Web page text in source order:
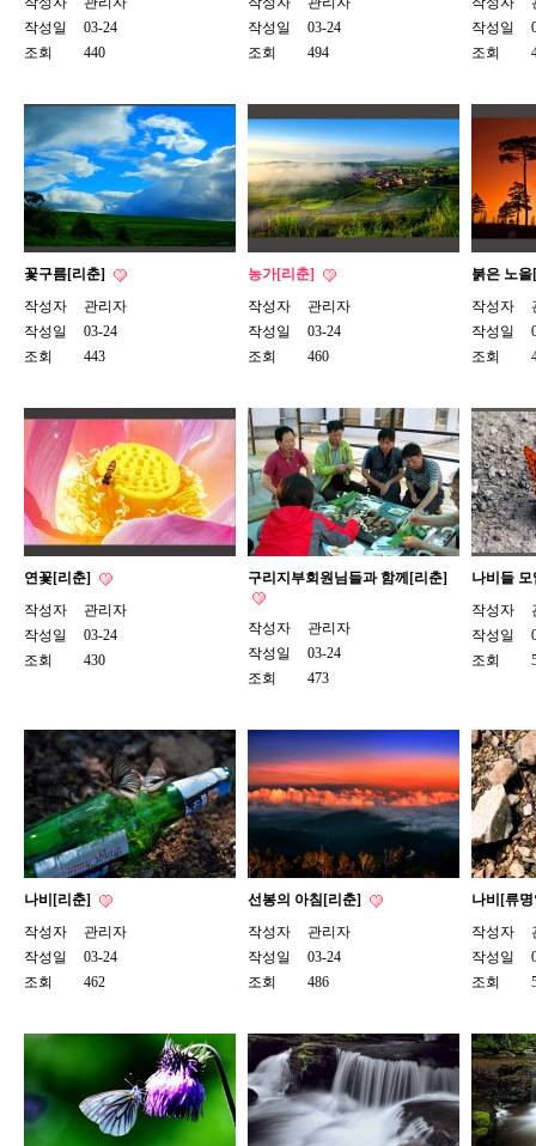
작성일
03-24
조회
440
작성일
03-24
조회
494
작성일
조회
꽃구름[리춘]
작성자
관리자
작성일
03-24
조회
443
농가[리춘]
작성자
관리자
작성일
03-24
조회
460
붉은 노
작성자
작성일
조회
연꽃[리춘]
작성자
관리자
작성일
03-24
조회
430
구리지부회원님들과 함께[리춘]
작성자
관리자
작성일
03-24
조회
473
나비들
작성자
작성일
조회
나비[리춘]
작성자
관리자
작성일
03-24
조회
462
선봉의 아침[리춘]
작성자
관리자
작성일
03-24
조회
486
나비[류
작성자
작성일
조회